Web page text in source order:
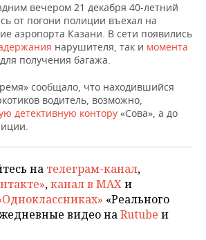
вечером 21 декабря 40-летний
от погони полиции въехал на
аэропорта Казани. В сети появились
нарушителя, так и момента
получения багажа.
сообщало, что находившийся
водитель, возможно,
детективную контору «Сова», а до
на телеграм-канал,
,канал в MAXи
«Реального
видео наRutube и